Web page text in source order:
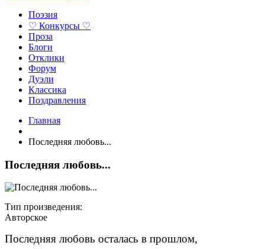
Поэзия
♡ Конкурсы ♡
Проза
Блоги
Отклики
Форум
Дуэли
Классика
Поздравления
Главная
Последняя любовь...
Последняя любовь...
Тип произведения:
Авторское
Последняя любовь осталась в прошлом,